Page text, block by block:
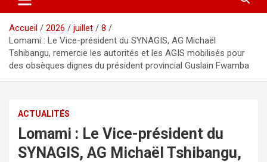
Accueil 2026 juillet
8
Lomami : Le Vice-président du SYNAGIS, AG Michaël
Tshibangu, remercie les autorités et les AGIS mobilisés pour
des obsèques dignes du président provincial Guslain Fwamba
ACTUALITÉS
Lomami : Le Vice-président du
SYNAGIS, AG Michaël Tshibangu,